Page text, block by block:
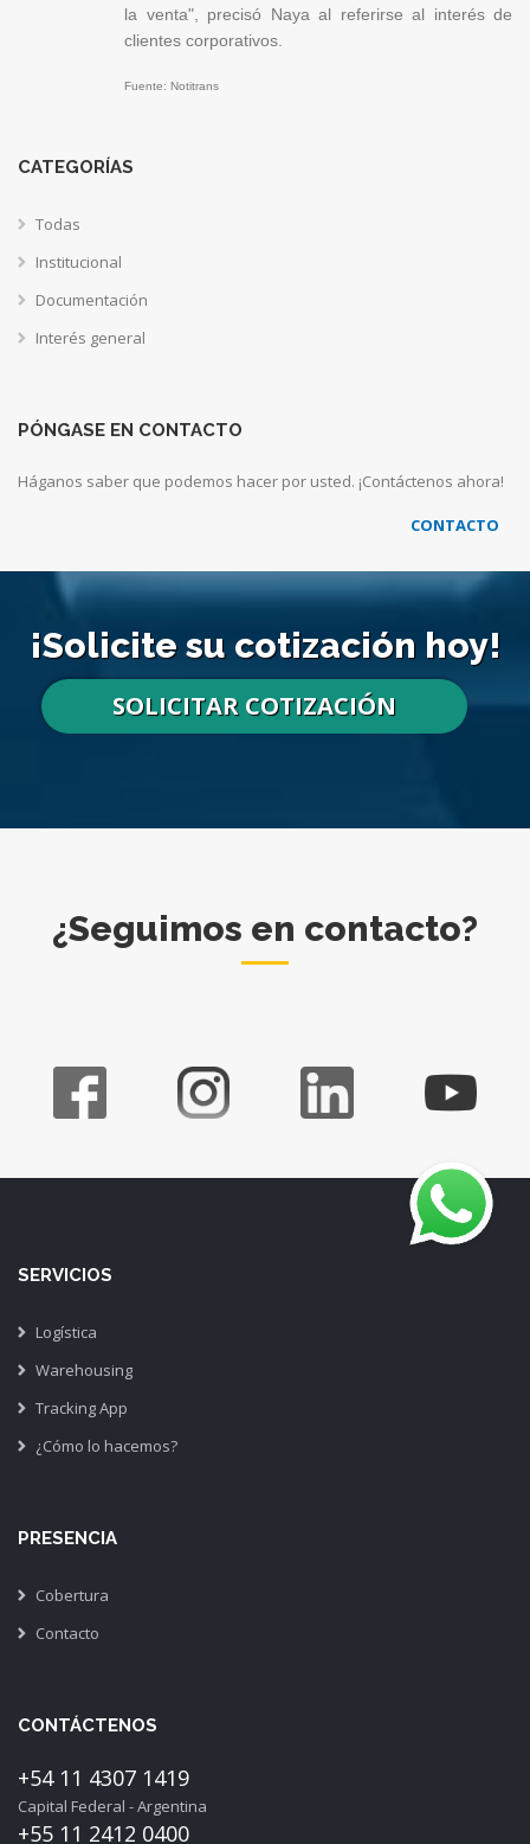
la venta", precisó Naya al referirse al interés de
clientes corporativos.
Fuente: Notitrans
CATEGORÍAS
Todas
Institucional
Documentación
Interés general
PÓNGASE EN CONTACTO
Háganos saber que podemos hacer por usted. ¡Contáctenos ahora!
CONTACTO
¡Solicite su cotización hoy!
SOLICITAR COTIZACIÓN
¿Seguimos en contacto?
SERVICIOS
Logística
Warehousing
Tracking App
¿Cómo lo hacemos?
PRESENCIA
Cobertura
Contacto
CONTÁCTENOS
+54 11 4307 1419
Capital Federal - Argentina
+55 11 2412 0400